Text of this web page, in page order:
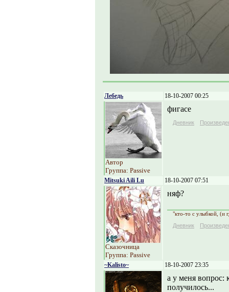
Лебедь 18-10-2007 00:25
Автор
Группа: Passive
фигасе
Дневник
Mitsuki Aili Lu 18-10-2007 07:51
Сказочница
Группа: Passive
няф?
"кто-то с улыбкой, (и
Дневник
~Kalisto~ 18-10-2007 23:35
а у меня вопрос:
получилось...